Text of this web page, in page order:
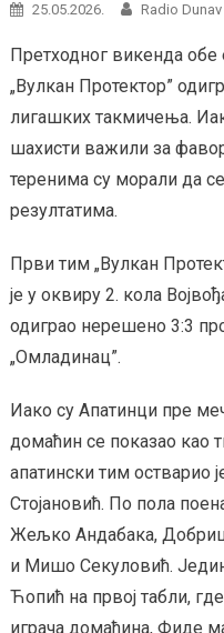
25.05.2026. Radio Dunav
Претходног викенда
„Вулкан Протектор”
лигашких такмичења.
шахисти важили за
теренима су морали да
резултатима.
Први тим „Вулкан
је у оквиру 2. кола
одиграо нерешено 3:3
„Омладинац”.
Иако су Апатинци пре
домаћин се показао као
апатински тим остварио
Стојановић. По пола
Жељко Андабака,
и Мишо Секуловић.
Ћопић на првој табли,
играча домаћина, Фиде